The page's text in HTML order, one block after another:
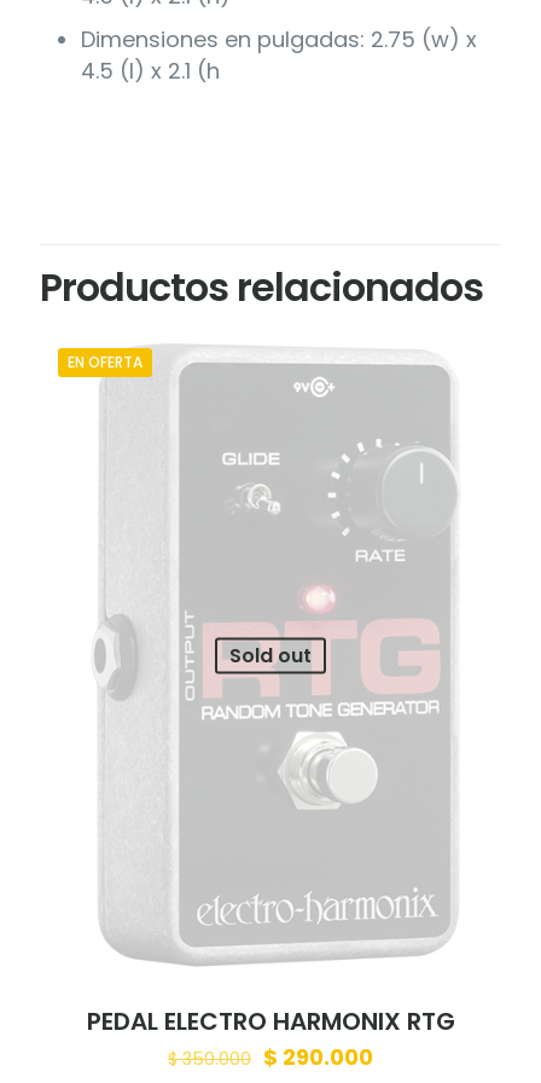
Dimensiones en pulgadas: 2.75 (w) x
4.5 (l) x 2.1 (h
Productos relacionados
EN OFERTA
Sold out
PEDAL ELECTRO HARMONIX RTG
$350.000 Original
$ 290.000Current